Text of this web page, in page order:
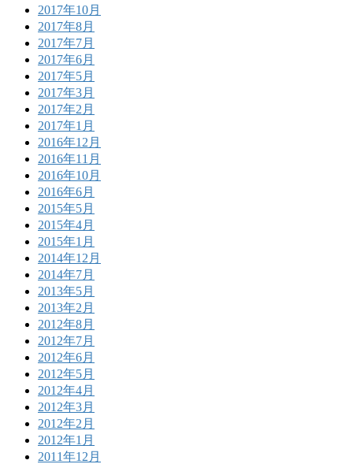
2017年10月
2017年8月
2017年7月
2017年6月
2017年5月
2017年3月
2017年2月
2017年1月
2016年12月
2016年11月
2016年10月
2016年6月
2015年5月
2015年4月
2015年1月
2014年12月
2014年7月
2013年5月
2013年2月
2012年8月
2012年7月
2012年6月
2012年5月
2012年4月
2012年3月
2012年2月
2012年1月
2011年12月